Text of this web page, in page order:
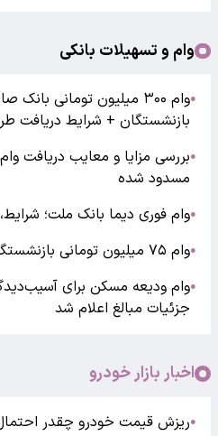
وام و تسهیلات بانکی
●
وام ۳۰۰ میلیون تومانی
بازنشستگان + شرایط دریافت
●بررسی مزایا و معایب دریافت
مسدود شده
●وام فوری دیما بانک ملت؛
●وام ۷۵ میلیون تومانی بازنشستگان کشوری پرداخت شد
●وام ودیعه مسکن برای
جزئیات مبالغ اعلام شد
اخبار بازار خودرو
●ریزش قیمت خودرو چقدر